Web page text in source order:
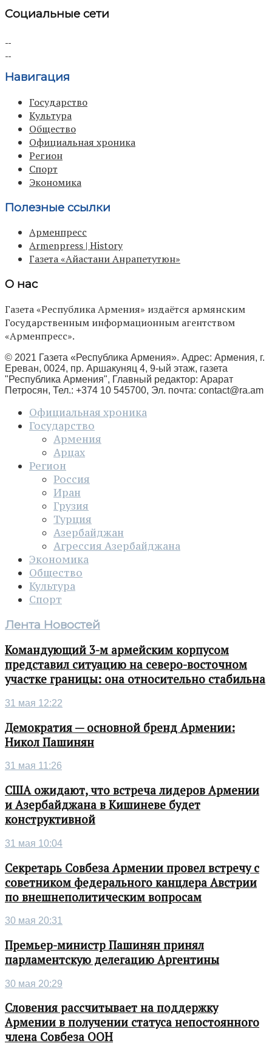
Социальные сети
Навигация
Государство
Культура
Общество
Официальная хроника
Регион
Спорт
Экономика
Полезные ссылки
Арменпресс
Armenpress | History
Газета «Айастани Анрапетутюн»
О нас
Газета «Республика Армения» издаётся армянским
Государственным информационным агентством
«Арменпресс».
© 2021 Газета «Республика Армения». Адрес: Армения, г.
Ереван, 0024, пр. Аршакуняц 4, 9-ый этаж, газета
"Республика Армения", Главный редактор: Арарат
Петросян, Тел.: +374 10 545700, Эл. почта: contact@ra.am
Официальная хроника
Государство
Армения
Арцах
Регион
Россия
Иран
Грузия
Турция
Азербайджан
Агрессия Азербайджана
Экономика
Общество
Культура
Спорт
Лента Новостей
Командующий 3-м армейским корпусом
представил ситуацию на северо-восточном
участке границы: она относительно стабильна
31 мая 12:22
Демократия — основной бренд Армении:
Никол Пашинян
31 мая 11:26
США ожидают, что встреча лидеров Армении
и Азербайджана в Кишиневе будет
конструктивной
31 мая 10:04
Секретарь Совбеза Армении провел встречу с
советником федерального канцлера Австрии
по внешнеполитическим вопросам
30 мая 20:31
Премьер-министр Пашинян принял
парламентскую делегацию Аргентины
30 мая 20:29
Словения рассчитывает на поддержку
Армении в получении статуса непостоянного
члена Совбеза ООН